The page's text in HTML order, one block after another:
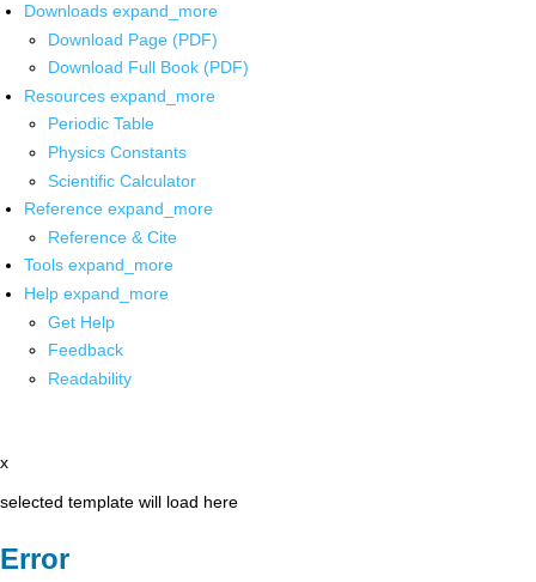
Downloads expand_more
Download Page (PDF)
Download Full Book (PDF)
Resources expand_more
Periodic Table
Physics Constants
Scientific Calculator
Reference expand_more
Reference & Cite
Tools expand_more
Help expand_more
Get Help
Feedback
Readability
x
selected template will load here
Error